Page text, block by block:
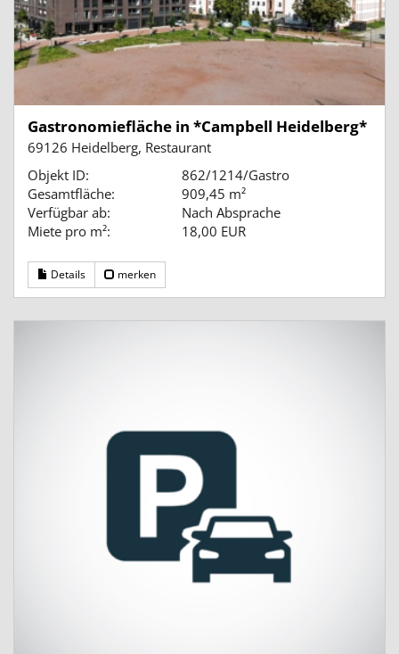
Gastronomiefläche in *Campbell Heidelberg*
69126 Heidelberg, Restaurant
Objekt ID:
862/1214/Gastro
Gesamtfläche:
909,45 m²
Verfügbar ab:
Nach Absprache
Miete pro m²:
18,00 EUR
Details merken